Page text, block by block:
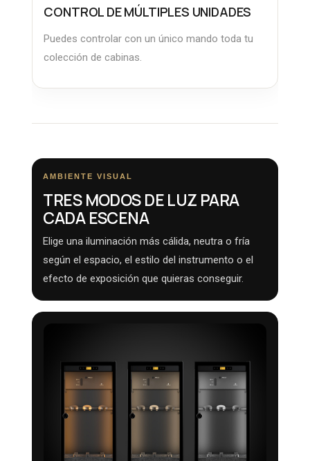
CONTROL DE MÚLTIPLES UNIDADES
Puedes controlar con un único mando toda tu
colección de cabinas.
AMBIENTE VISUAL
TRES MODOS DE LUZ PARA
CADA ESCENA
Elige una iluminación más cálida, neutra o fría
según el espacio, el estilo del instrumento o el
efecto de exposición que quieras conseguir.